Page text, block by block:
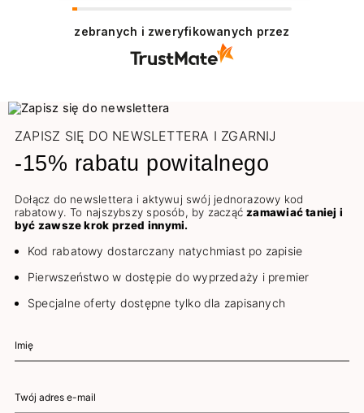
klienta i Twoja recenzja potwierdza nasze
wysiłki - dziękujemy raz jeszcze i mamy
nadzieję - do szybkiego zobaczenia!
dostałam na drugi dzień. Akurat na Wasze
produkty mogłabym czekać i dłużej. Od lat
kocham na nich pracować, niezawodna
zebranych i zweryfikowanych przez
ZAPISZ SIĘ DO NEWSLETTERA I ZGARNIJ
-15% rabatu powitalnego
Dołącz do newslettera i aktywuj swój jednorazowy kod
rabatowy. To najszybszy sposób, by zacząćzamawiać taniej i
być zawsze krok przed innymi.
Kod rabatowy dostarczany natychmiast po zapisie
Pierwszeństwo w dostępie do wyprzedaży i premier
Specjalne oferty dostępne tylko dla zapisanych